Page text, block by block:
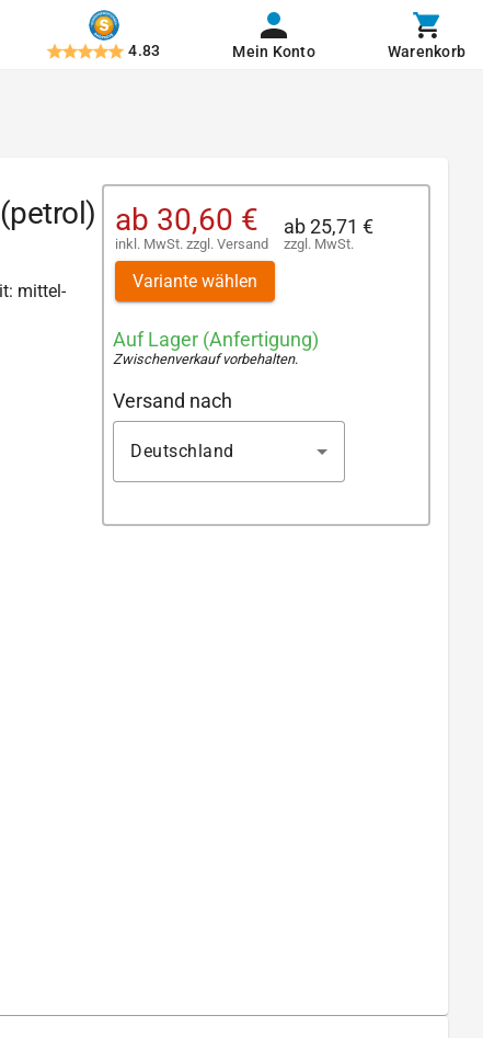
4.83 Mein Konto Warenkorb
mittel-
ab 30,60 €
inkl. MwSt. zzgl. Versand
ab25,71 €
zzgl. MwSt.
Variante wählen
Auf Lager (Anfertigung)
Zwischenverkauf vorbehalten.
Versand nach
Deutschland